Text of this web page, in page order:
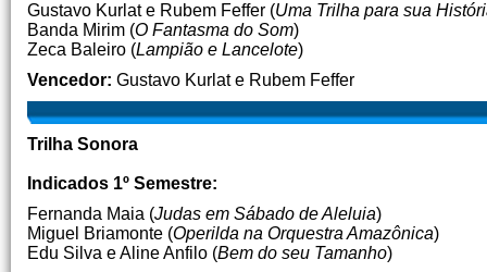
Gustavo Kurlat e Rubem Feffer (Uma Trilha para sua
Banda Mirim (O Fantasma do Som)
Zeca Baleiro (Lampião e Lancelote)
Vencedor: Gustavo Kurlat e Rubem Feffer
Trilha Sonora
Indicados 1º Semestre:
Fernanda Maia (Judas em Sábado de Aleluia)
Miguel Briamonte (Operilda na Orquestra Amazônica)
Edu Silva e Aline Anfilo (Bem do seu Tamanho)